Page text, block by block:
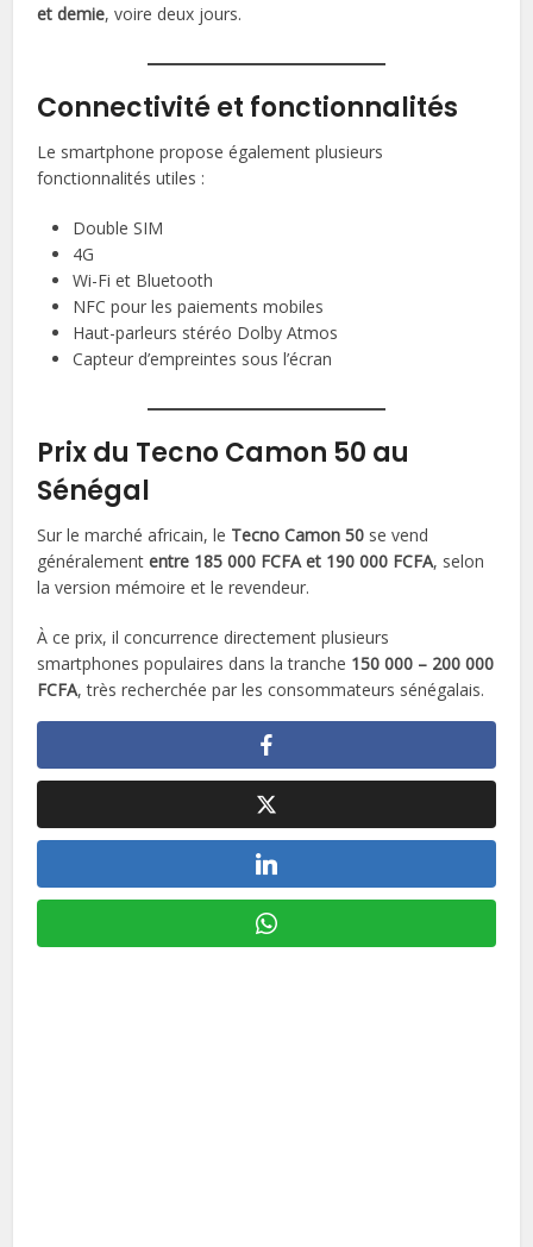
et demie, voire deux jours.
Connectivité et fonctionnalités
Le smartphone propose également plusieurs
fonctionnalités utiles :
Double SIM
4G
Wi-Fi et Bluetooth
NFC pour les paiements mobiles
Haut-parleurs stéréo Dolby Atmos
Capteur d’empreintes sous l’écran
Prix du Tecno Camon 50 au
Sénégal
Sur le marché africain, le Tecno Camon 50 se vend
généralemententre 185 000 FCFA et 190 000 FCFA, selon
la version mémoire et le revendeur.
À ce prix, il concurrence directement plusieurs
smartphones populaires dans la tranche 150 000 – 200 000
FCFA, très recherchée par les consommateurs sénégalais.